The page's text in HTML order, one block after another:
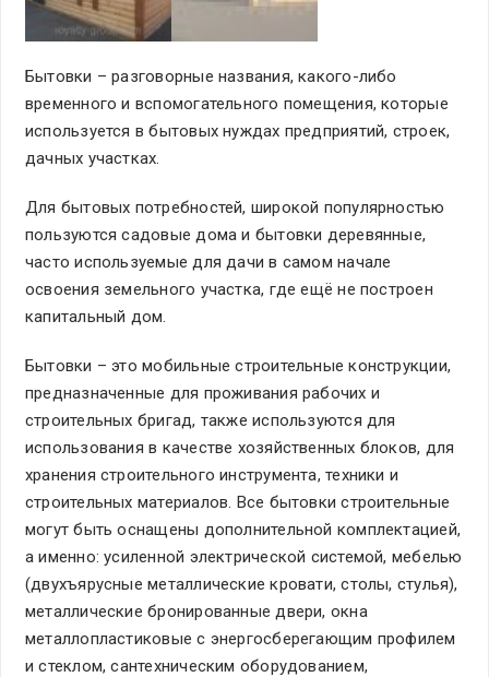
Бытовки – разговорные названия, какого-либо
временного и вспомогательного помещения, которые
используется в бытовых нуждах предприятий, строек,
дачных участках.
Для бытовых потребностей, широкой популярностью
пользуются садовые дома и бытовки деревянные,
часто используемые для дачи в самом начале
освоения земельного участка, где ещё не построен
капитальный дом.
Бытовки – это мобильные строительные конструкции,
предназначенные для проживания рабочих и
строительных бригад, также используются для
использования в качестве хозяйственных блоков, для
хранения строительного инструмента, техники и
строительных материалов. Все бытовки строительные
могут быть оснащены дополнительной комплектацией,
а именно: усиленной электрической системой, мебелью
(двухъярусные металлические кровати, столы, стулья),
металлические бронированные двери, окна
металлопластиковые с энергосберегающим профилем
и стеклом, сантехническим оборудованием,